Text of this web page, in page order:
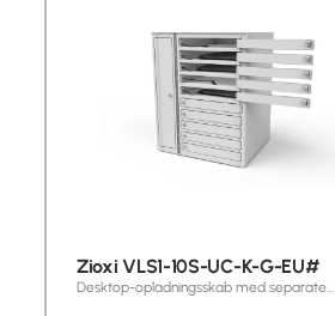
Zioxi VLS1-10S-UC-K-G-EU#
Desktop-opladningsskab med separate…